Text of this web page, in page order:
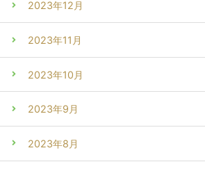
2023年12月
2023年11月
2023年10月
2023年9月
2023年8月